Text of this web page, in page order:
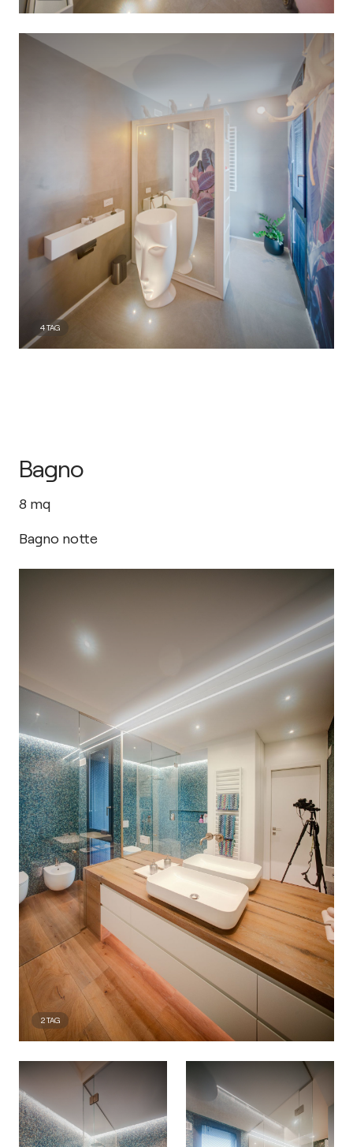
4TAG
2TAG
Bagno
8 mq
Bagno notte